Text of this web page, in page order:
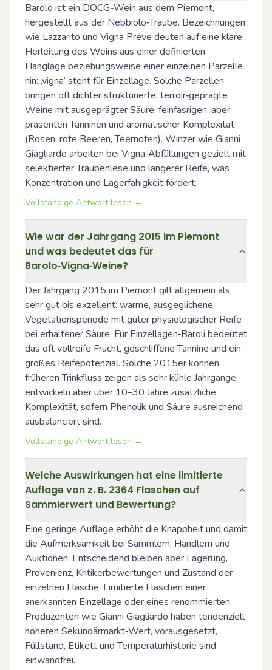
Barolo ist ein DOCG-Wein aus dem Piemont,
hergestellt aus der Nebbiolo‑Traube. Bezeichnungen
wie Lazzarito und Vigna Preve deuten auf eine klare
Herleitung des Weins aus einer definierten
Hanglage beziehungsweise einer einzelnen Parzelle
hin: ‚vigna‘ steht für Einzellage. Solche Parzellen
bringen oft dichter strukturierte, terroir‑geprägte
Weine mit ausgeprägter Säure, feinfasrigen, aber
präsenten Tanninen und aromatischer Komplexität
(Rosen, rote Beeren, Teernoten). Winzer wie Gianni
Giagliardo arbeiten bei Vigna‑Abfüllungen gezielt mit
selektierter Traubenlese und längerer Reife, was
Konzentration und Lagerfähigkeit fördert.
Vollständige Antwort lesen →
Wie war der Jahrgang 2015 im Piemont
und was bedeutet das für
Barolo‑Vigna‑Weine?
Der Jahrgang 2015 im Piemont gilt allgemein als
sehr gut bis exzellent: warme, ausgeglichene
Vegetationsperiode mit guter physiologischer Reife
bei erhaltener Säure. Für Einzellagen‑Baroli bedeutet
das oft vollreife Frucht, geschliffene Tannine und ein
großes Reifepotenzial. Solche 2015er können
früheren Trinkfluss zeigen als sehr kühle Jahrgänge,
entwickeln aber über 10–30 Jahre zusätzliche
Komplexität, sofern Phenolik und Säure ausreichend
ausbalanciert sind.
Vollständige Antwort lesen →
Welche Auswirkungen hat eine limitierte
Auflage von z. B. 2364 Flaschen auf
Sammlerwert und Bewertung?
Eine geringe Auflage erhöht die Knappheit und damit
die Aufmerksamkeit bei Sammlern, Händlern und
Auktionen. Entscheidend bleiben aber Lagerung,
Provenienz, Kritikerbewertungen und Zustand der
einzelnen Flasche. Limitierte Flaschen einer
anerkannten Einzellage oder eines renommierten
Produzenten wie Gianni Giagliardo haben tendenziell
höheren Sekundärmarkt‑Wert, vorausgesetzt,
Füllstand, Etikett und Temperaturhistorie sind
einwandfrei.